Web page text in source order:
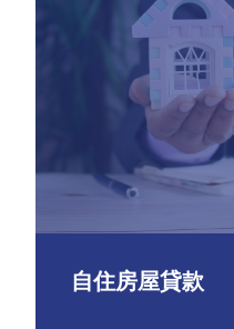
自住房屋貸款